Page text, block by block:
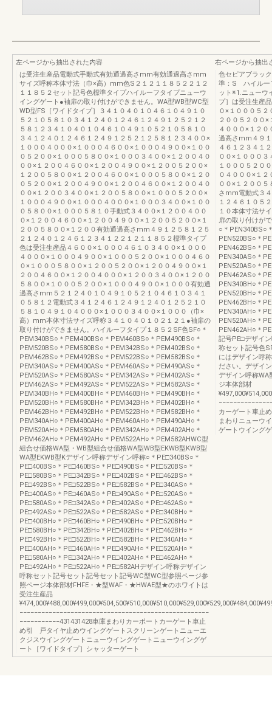
左ページから抽出された内容
は受注生産品電動式手動式有効通過高さmm有効通過高さmm
サイズ呼称本体寸法（巾×高）mm色S２１２１１８５２２１２
１１８５２セット記号色標準タイプハイルーフタイプニューウ
イングゲート●袖扉の取り付けができません。WA型WB型WC型
WD型FS［ワイドタイプ］３４１０４０１０４６１０４９１０
５２１０５８１０３４１２４０１２４６１２４９１２５２１２
５８１２３４１０４０１０４６１０４９１０５２１０５８１０
３４１２４０１２４６１２４９１２５２１２５８１２３４００×
１０００４０００×１０００４６００×１０００４９００×１００
０５２００×１０００５８００×１０００３４００×１２００４０
００×１２００４６００×１２００４９００×１２００５２００×
１２００５８００×１２００４６００×１０００５８００×１２０
０５２００×１２００４９００×１２００４６００×１２００４０
００×１２００３４００×１２００５８００×１０００５２００×
１０００４９００×１０００４０００×１０００３４００×１００
０５８００×１０００５８１０手動式３４００×１２００４００
０×１２００４６００×１２００４９００×１２００５２００×１
２００５８００×１２００有効通過高さmm４９１２５８１２５
２１２４０１２４６１２３４１２２１２１１８５２標準タイプ
色は受注生産品４６００×１０００４６１０３４００×１０００
４０００×１０００４９００×１０００５２００×１０００４６０
０×１０００５８００×１２００５２００×１２００４９００×１
２００４６００×１２００４０００×１２００３４００×１２００
５８００×１０００５２００×１０００４９００×１０００有効通
過高さmm５２１２４０１０４９１０５２１０４６１０３４１
０５８１２電動式３４１２４６１２４９１２４０１２５２１０
５８１０４９１０４０００×１０００３４００×１０００（巾×
高）mm本体寸法サイズ呼称３４１０４０１０２１２１●袖扉の
取り付けができません。ハイルーフタイプ１８５２SF色SF○＊
PEM340BS○＊PEM400BS○＊PEM460BS○＊PEM490BS○＊
PEM520BS○＊PEM580BS○＊PEM342BS○＊PEM402BS○＊
PEM462BS○＊PEM492BS○＊PEM522BS○＊PEM582BS○＊
PEM340AS○＊PEM400AS○＊PEM460AS○＊PEM490AS○＊
PEM520AS○＊PEM580AS○＊PEM342AS○＊PEM402AS○＊
PEM462AS○＊PEM492AS○＊PEM522AS○＊PEM582AS○＊
PEM340BH○＊PEM400BH○＊PEM460BH○＊PEM490BH○＊
PEM520BH○＊PEM580BH○＊PEM342BH○＊PEM402BH○＊
PEM462BH○＊PEM492BH○＊PEM522BH○＊PEM582BH○＊
PEM340AH○＊PEM400AH○＊PEM460AH○＊PEM490AH○＊
PEM520AH○＊PEM580AH○＊PEM342AH○＊PEM402AH○＊
PEM462AH○＊PEM492AH○＊PEM522AH○＊PEM582AHWC型
組合せ価格WA型・WB型組合せ価格WA型WB型EKWB型KWB型
WA型EKWB型Kデザイン呼称デザイン呼称○＊PE□340BS○＊
PE□400BS○＊PE□460BS○＊PE□490BS○＊PE□520BS○＊
PE□580BS○＊PE□342BS○＊PE□402BS○＊PE□462BS○＊
PE□492BS○＊PE□522BS○＊PE□582BS○＊PE□340AS○＊
PE□400AS○＊PE□460AS○＊PE□490AS○＊PE□520AS○＊
PE□580AS○＊PE□342AS○＊PE□402AS○＊PE□462AS○＊
PE□492AS○＊PE□522AS○＊PE□582AS○＊PE□340BH○＊
PE□400BH○＊PE□460BH○＊PE□490BH○＊PE□520BH○＊
PE□580BH○＊PE□342BH○＊PE□402BH○＊PE□462BH○＊
PE□492BH○＊PE□522BH○＊PE□582BH○＊PE□340AH○＊
PE□400AH○＊PE□460AH○＊PE□490AH○＊PE□520AH○＊
PE□580AH○＊PE□342AH○＊PE□402AH○＊PE□462AH○＊
PE□492AH○＊PE□522AH○＊PE□582AHデザイン呼称デザイン
呼称セット記号セット記号セット記号WC型WC型参照ページ参
照ページ本体部材FHFE・★型WAF・★HWAE型★のホワイトは
受注生産品
−−−−−−−−−−−−−−−−−−−−−−−−−−−−−−−−−−−−−−−−−−−−−−−−−−−−
−−−−−−−−−−−431431428車庫まわりカーポートカーゲート車止
め引 戸タイヤ止めウイングゲートスクリーンゲートニューエ
クジスウイングゲートニューウイングゲートニューウイングゲ
ート［ワイドタイプ］シャッターゲート
右ページから抽出
色セピアブラッ
準：S ハイルー
ット※1.ニューウ
プ］は受注生産
０×１０００５
２００５２００
４０００×１２
過高さmm４９
４６１２３４１
００×１０００
１０００５２０
０４０００×１
００×１２００
さmm電動式３
１２４６１０５
１０本体寸法サ
扉の取り付けが
○＊PEN340BS○
PEN520BS○＊
PEN462BS○＊
PEN340AS○＊
PEN520AS○＊
PEN462AS○＊
PEN340BH○＊
PEN520BH○＊
PEN462BH○＊
PEN340AH○＊
PEN520AH○＊
PEN462AH○＊
記号PE□デザイ
称セット記号色
にはデザイン呼
ださい。デザイ
デザイン呼称WA
ジ本体部材
カーゲート車止
まわりニューウ
ゲートウイング